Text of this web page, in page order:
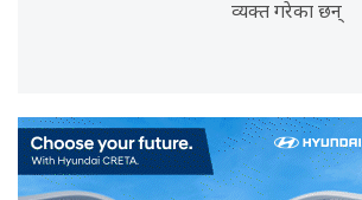
व्यक्त गरेका छन्